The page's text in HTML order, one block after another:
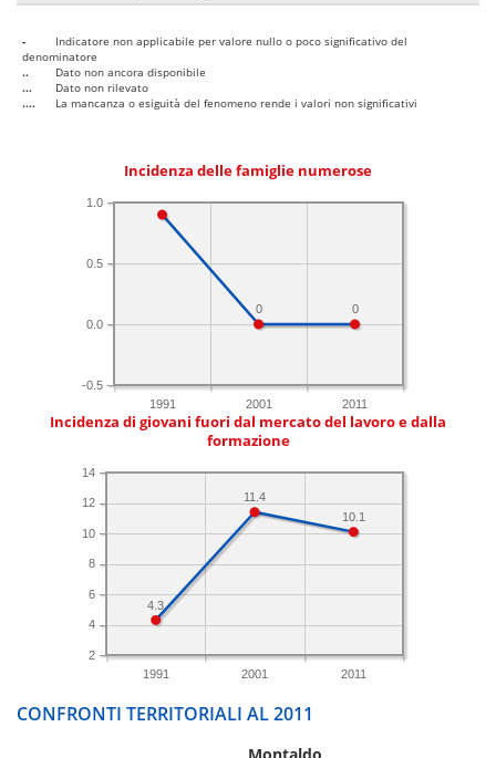
-
Indicatore non applicabile per valore nullo o poco significativo del
denominatore
..
Dato non ancora disponibile
...
Dato non rilevato
....
La mancanza o esiguità del fenomeno rende i valori non significativi
Incidenza delle famiglie numerose
1991 2001 2011
-0.5
0.0
0.5
1.0
0
0
Incidenza di giovani fuori dal mercato del lavoro e dalla
formazione
1991 2001 2011
2
4
6
8
10
12
14
10.1
11.4
4.3
CONFRONTI TERRITORIALI AL 2011